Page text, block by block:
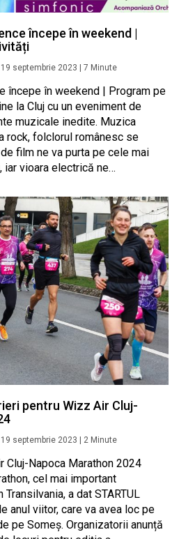
începe în weekend |
septembrie 2023 7 Minute
începe în weekend | Program pe
la Cluj cu un eveniment de
muzicale inedite. Muzica
rock, folclorul românesc se
film ne va purta pe cele mai
iar vioara electrică ne…
pentru Wizz Air Cluj-
septembrie 2023 2 Minute
Cluj-Napoca Marathon 2024
cel mai important
a dat STARTUL
anul viitor, care va avea loc pe
pe Someș. Organizatorii anunță